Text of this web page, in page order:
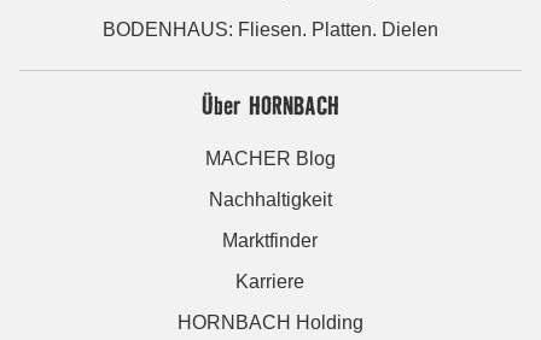
BODENHAUS: Fliesen. Platten. Dielen
Über HORNBACH
MACHER Blog
Nachhaltigkeit
Marktfinder
Karriere
HORNBACH Holding